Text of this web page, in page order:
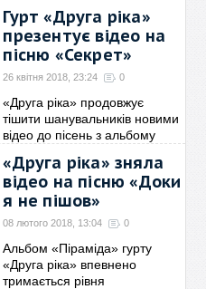
Гурт «Друга ріка»
презентує відео на
пісню «Секрет»
26 квітня 2018, 23:24 0
«Друга ріка» продовжує
тішити шанувальників новими
відео до пісень з альбому
одна з найпопулярніших
пісень гурту з→
«Друга ріка» зняла
відео на пісню «Доки
я не пішов»
08 лютого 2018, 13:04 0
Альбом «Піраміда» гурту
«Друга ріка» впевнено
тримається рівня